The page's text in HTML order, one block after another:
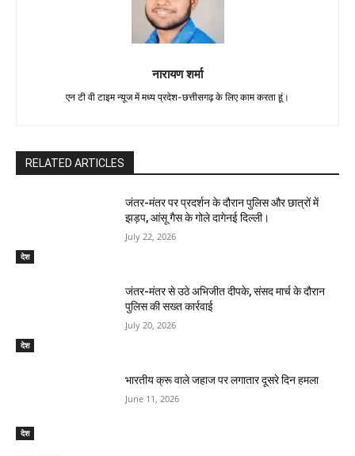
नारायण शर्मा
एन टी वी टाइम न्यूज में मध्य प्रदेश-छत्तीसगढ़ के लिए काम करता हूं।
RELATED ARTICLES
देश
जंतर-मंतर पर प्रदर्शन के दौरान पुलिस और छात्रों में
झड़प, आंसू गैस के गोले दागेनई दिल्ली।
July 22, 2026
देश
जंतर-मंतर से उठे अभिजीत दीपके, संसद मार्च के दौरान
पुलिस की सख्त कार्रवाई
July 20, 2026
देश
भारतीय क्रू वाले जहाज पर लगातार दूसरे दिन हमला
June 11, 2026